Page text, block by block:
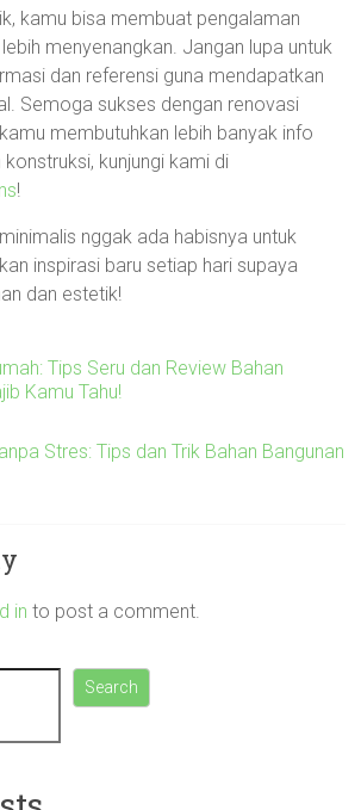
kamu bisa membuat pengalaman
menyenangkan. Jangan lupa untuk
dan referensi guna mendapatkan
Semoga sukses dengan renovasi
membutuhkan lebih banyak info
kunjungi kami di
!
nggak ada habisnya untuk
inspirasi baru setiap hari supaya
dan estetik!
Tips Seru dan Review Bahan
Kamu Tahu!
Stres: Tips dan Trik Bahan Bangunan
in to post a comment.
Search